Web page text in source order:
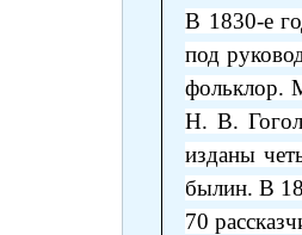
В 1830-е
под
фольклор.
Н. В.
изданы
былин. В
70